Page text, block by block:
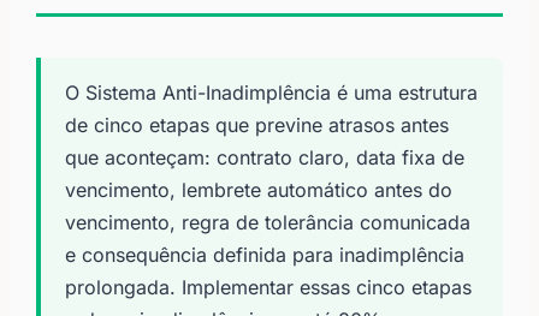
O Sistema Anti-Inadimplência é uma estrutura
de cinco etapas que previne atrasos antes
que aconteçam: contrato claro, data fixa de
vencimento, lembrete automático antes do
vencimento, regra de tolerância comunicada
e consequência definida para inadimplência
prolongada. Implementar essas cinco etapas